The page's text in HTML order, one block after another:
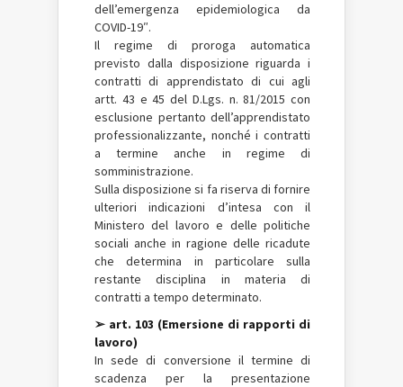
dell’emergenza epidemiologica da
COVID-19″.
Il regime di proroga automatica
previsto dalla disposizione riguarda i
contratti di apprendistato di cui agli
artt. 43 e 45 del D.Lgs. n. 81/2015 con
esclusione pertanto dell’apprendistato
professionalizzante, nonché i contratti
a termine anche in regime di
somministrazione.
Sulla disposizione si fa riserva di fornire
ulteriori indicazioni d’intesa con il
Ministero del lavoro e delle politiche
sociali anche in ragione delle ricadute
che determina in particolare sulla
restante disciplina in materia di
contratti a tempo determinato.
➢ art. 103 (Emersione di rapporti di
lavoro)
In sede di conversione il termine di
scadenza per la presentazione